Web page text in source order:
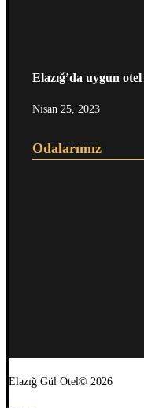
Elazığ’da uygun otel
Nisan 25, 2023
Odalarımız
Elazığ Gül Otel© 2026